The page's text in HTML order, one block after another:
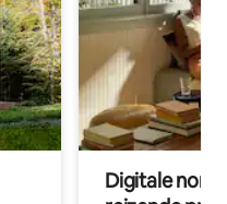
Digitale